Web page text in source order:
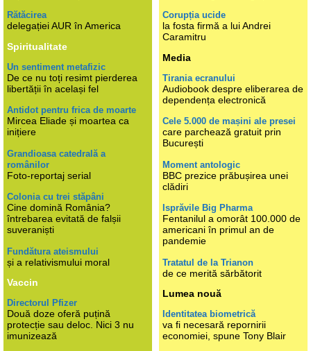
Rătăcirea
delegației AUR în America
Spiritualitate
Un sentiment metafizic
De ce nu toți resimt pierderea
libertății în același fel
Antidot pentru frica de moarte
Mircea Eliade și moartea ca
inițiere
Grandioasa catedrală a
românilor
Foto-reportaj serial
Colonia cu trei stăpâni
Cine domină România?
întrebarea evitată de falșii
suveraniști
Fundătura ateismului
și a relativismului moral
Vaccin
Directorul Pfizer
Două doze oferă puțină
protecție sau deloc. Nici 3 nu
imunizează
Corupția ucide
la fosta firmă a lui Andrei
Caramitru
Media
Tirania ecranului
Audiobook despre eliberarea de
dependența electronică
Cele 5.000 de mașini ale presei
care parchează gratuit prin
București
Moment antologic
BBC prezice prăbușirea unei
clădiri
Isprăvile Big Pharma
Fentanilul a omorât 100.000 de
americani în primul an de
pandemie
Tratatul de la Trianon
de ce merită sărbătorit
Lumea nouă
Identitatea biometrică
va fi necesară repornirii
economiei, spune Tony Blair